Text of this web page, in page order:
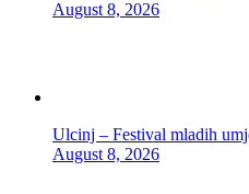
August 8, 2026
Ulcinj – Festival mladih
August 8, 2026